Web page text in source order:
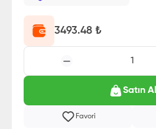
3493.48 ₺
1
Satın Al
Favori